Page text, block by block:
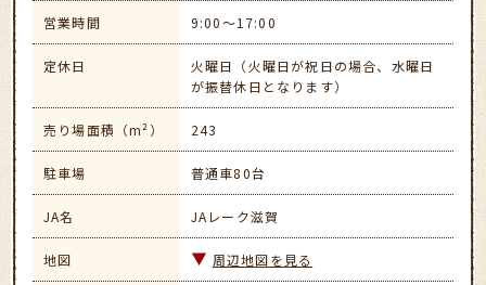
営業時間 9:00～17:00
定休日
火曜日（火曜日が祝日の場合、水曜日
が振替休日となります）
売り場面積（m²） 243
駐車場 普通車80台
JA名 JAレーク滋賀
地図 周辺地図を見る